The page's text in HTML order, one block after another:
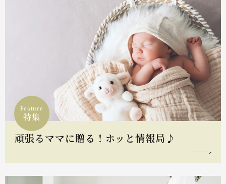
Feature
特集
頑張るママに贈る！ホッと情報局♪